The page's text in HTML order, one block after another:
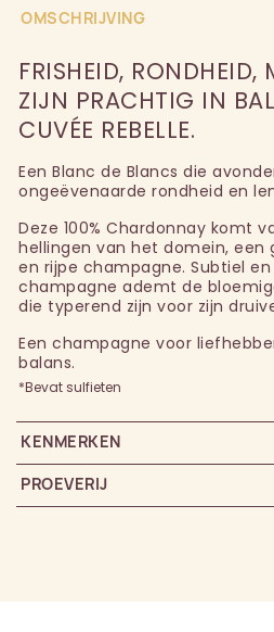
OMSCHRIJVING
FRISHEID, RONDHEID,
ZIJN PRACHTIG IN
CUVÉE REBELLE.
Een Blanc de Blancs die
ongeëvenaarde rondheid en
Deze 100% Chardonnay komt
hellingen van het domein, een
en rijpe champagne. Subtiel
champagne ademt de
die typerend zijn voor zijn
Een champagne voor
balans.
*Bevat sulfieten
KENMERKEN
PROEVERIJ